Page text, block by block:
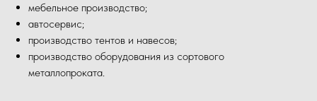
мебельное производство;
автосервис;
производство тентов и навесов;
производство оборудования из сортового
металлопроката.